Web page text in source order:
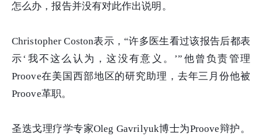
怎么办，报告并没有对此作出说明。
Christopher Coston表示，“许多医生看过该报告后都表
示‘我不这么认为，这没有意义。’”他曾负责管理
Proove在美国西部地区的研究助理，去年三月份他被
Proove革职。
圣迭戈理疗学专家Oleg Gavrilyuk博士为Proove辩护。